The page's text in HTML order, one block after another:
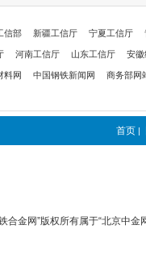
信部 新疆工信厅 宁夏工信厅
河南工信厅 山东工信厅 安徽
料网 中国钢铁新闻网 商务部网
首页 |
合金网”版权所有属于“北京中